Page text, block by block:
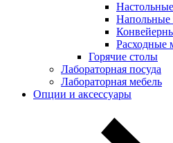
Напольные
Расходные
Горячие столы
Лабораторная посуда
Лабораторная мебель
Опции и аксессуары